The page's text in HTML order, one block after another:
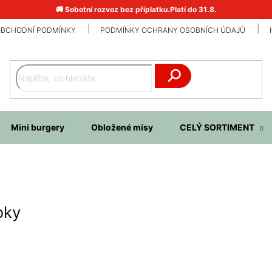
🚚 Sobotní rozvoz bez příplatku.Platí do 31.8.
PODMÍNKY PODMÍNKY OCHRANY OSOBNÍCH ÚDAJŮ
Mini burgery Obložené mísy CELÝ SORTIMENT